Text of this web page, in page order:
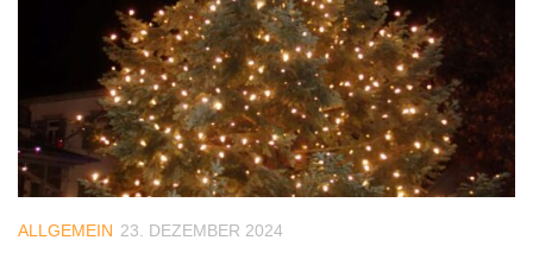
ALLGEMEIN 23. DEZEMBER 2024